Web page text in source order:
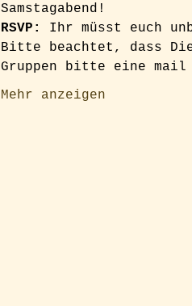
Samstagabend!
RSVP: Ihr müsst euch
Bitte beachtet, dass
Gruppen bitte eine mail
Mehr anzeigen